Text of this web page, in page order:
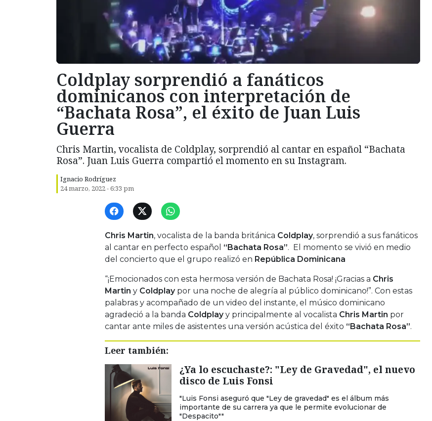
Coldplay sorprendió a fanáticos
dominicanos con interpretación de
“Bachata Rosa”, el éxito de Juan Luis
Guerra
Chris Martin, vocalista de Coldplay, sorprendió al cantar en español “Bachata
Rosa”. Juan Luis Guerra compartió el momento en su Instagram.
Ignacio Rodríguez
24 marzo, 2022 - 6:33 pm
Chris Martin, vocalista de la banda británica Coldplay, sorprendió a sus fanáticos
al cantar en perfecto español “Bachata Rosa”. El momento se vivió en medio
del concierto que el grupo realizó en República Dominicana
“¡Emocionados con esta hermosa versión de Bachata Rosa! ¡Gracias a Chris
Martin y Coldplaypor una noche de alegría al público dominicano!”. Con estas
palabras y acompañado de un video del instante, el músico dominicano
agradeció a la banda Coldplayy principalmente al vocalista Chris Martin por
cantar ante miles de asistentes una versión acústica del éxito “Bachata Rosa”.
Leer también:
¿Ya lo escuchaste?: "Ley de Gravedad", el nuevo
disco de Luis Fonsi
"Luis Fonsi aseguró que "Ley de gravedad" es el álbum más
importante de su carrera ya que le permite evolucionar de
"Despacito""